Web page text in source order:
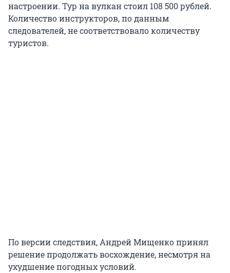
настроении. Тур на вулкан стоил 108 500 рублей.
Количество инструкторов, по данным
следователей, не соответствовало количеству
туристов.
По версии следствия, Андрей Мищенко принял
решение продолжать восхождение, несмотря на
ухудшение погодных условий.